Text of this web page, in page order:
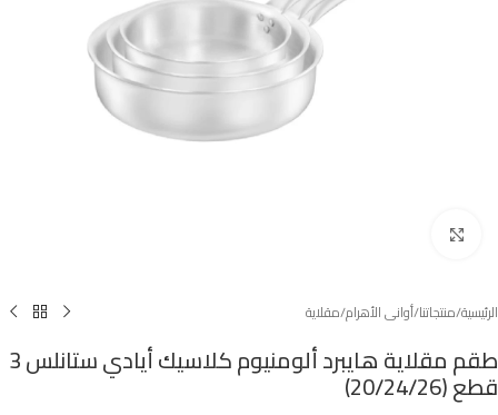
الرئيسية/منتجاتنا/أوانى الأهرام/مقلاية
طقم مقلاية هايبرد ألومنيوم كلاسيك أيادي ستانلس 3
قطع (20/24/26)